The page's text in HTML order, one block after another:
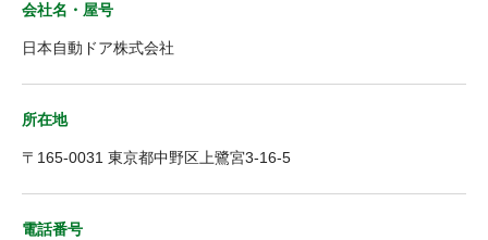
会社名・屋号
日本自動ドア株式会社
所在地
〒165-0031 東京都中野区上鷺宮3-16-5
電話番号